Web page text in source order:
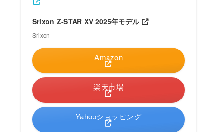
Srixon Z-STAR XV 2025年モデル
Srixon
Amazon
楽天市場
Yahooショッピング